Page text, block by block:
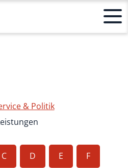
& Politik
C D E F